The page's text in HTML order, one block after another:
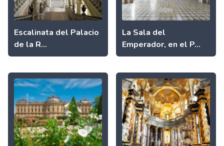
Escalinata del Palacio
de la R...
La Sala del
Emperador, en el P...